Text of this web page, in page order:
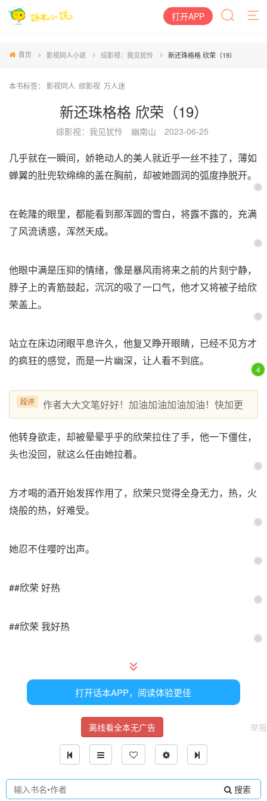
打开APP
首页 影视同人小说 综影视：我见犹怜 新还珠格格 欣荣（19）
本书标签： 影视同人 综影视 万人迷
新还珠格格 欣荣（19）
综影视：我见犹怜 幽南山 2023-06-25
几乎就在一瞬间，娇艳动人的美人就近乎一丝不挂了，薄如
蝉翼的肚兜软绵绵的盖在胸前，却被她圆润的弧度挣脱开。
在乾隆的眼里，都能看到那浑圆的雪白，将露不露的，充满
了风流诱惑，浑然天成。
他眼中满是压抑的情绪，像是暴风雨将来之前的片刻宁静，
脖子上的青筋鼓起，沉沉的吸了一口气，他才又将被子给欣
荣盖上。
站立在床边闭眼平息许久，他复又睁开眼睛，已经不见方才
的疯狂的感觉，而是一片幽深，让人看不到底。
4
段评 作者大大文笔好好！加油加油加油加油！快加更
他转身欲走，却被晕晕乎乎的欣荣拉住了手，他一下僵住，
头也没回，就这么任由她拉着。
方才喝的酒开始发挥作用了，欣荣只觉得全身无力，热，火
烧般的热，好难受。
她忍不住嘤咛出声。
##欣荣 好热
##欣荣 我好热
乾隆猛然回头，他目光晦涩的盯着春光大泄的欣荣，嗓音暗
#乾隆_ 欣荣
打开话本APP，阅读体验更佳
离线看全本无广告 举报
搜索